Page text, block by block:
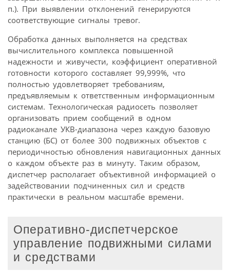
п.). При выявлении отклонений генерируются
соответствующие сигналы тревог.
Обработка данных выполняется на средствах
вычислительного комплекса повышенной
надежности и живучести, коэффициент оперативной
готовности которого составляет 99,999%, что
полностью удовлетворяет требованиям,
предъявляемым к ответственным информационным
системам. Технологическая радиосеть позволяет
организовать прием сообщений в одном
радиоканале УКВ-диапазона через каждую базовую
станцию (БС) от более 300 подвижных объектов с
периодичностью обновления навигационных данных
о каждом объекте раз в минуту. Таким образом,
диспетчер располагает объективной информацией о
задействовании подчиненных сил и средств
практически в реальном масштабе времени.
Оперативно-диспетчерское
управление подвижными силами
и средствами